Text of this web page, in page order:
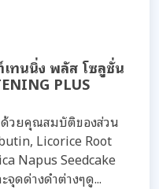
ทนนิ่ง พลัส โซลูชั่น
PLUS
ด้วยคุณสมบัติของส่วน
Licorice Root
Napus Seedcake
ดด่างดำต่างๆดู...